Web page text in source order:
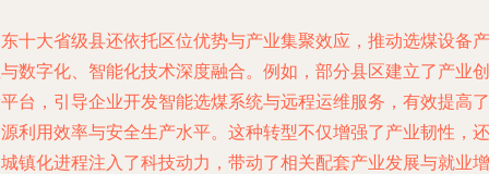
十大省级县还依托区位优势与产业集聚效应，推动选煤设备产
数字化、智能化技术深度融合。例如，部分县区建立了产业创
台，引导企业开发智能选煤系统与远程运维服务，有效提高了
利用效率与安全生产水平。这种转型不仅增强了产业韧性，还
镇化进程注入了科技动力，带动了相关配套产业发展与就业增